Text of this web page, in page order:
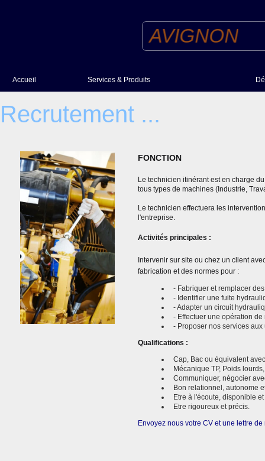
Recrutement ...
FONCTION
Le technicien itinérant est en charge
tous types de machines (Industrie,
Le technicien effectuera les
l'entreprise.
Activités principales :
Intervenir sur site ou chez un client
fabrication et des normes pour :
- Fabriquer et remplacer
- Identifier une fuite
- Adapter un circuit
- Effectuer une opération
- Proposer nos services
Qualifications :
Cap, Bac ou équivalent
Mécanique TP, Poids
Communiquer, négocier
Bon relationnel, autonome
Etre à l'écoute, disponible
Etre rigoureux et précis.
Envoyez nous votre CV et une lettre
Accueil Services & Produits
Services
POUR AVIGNON